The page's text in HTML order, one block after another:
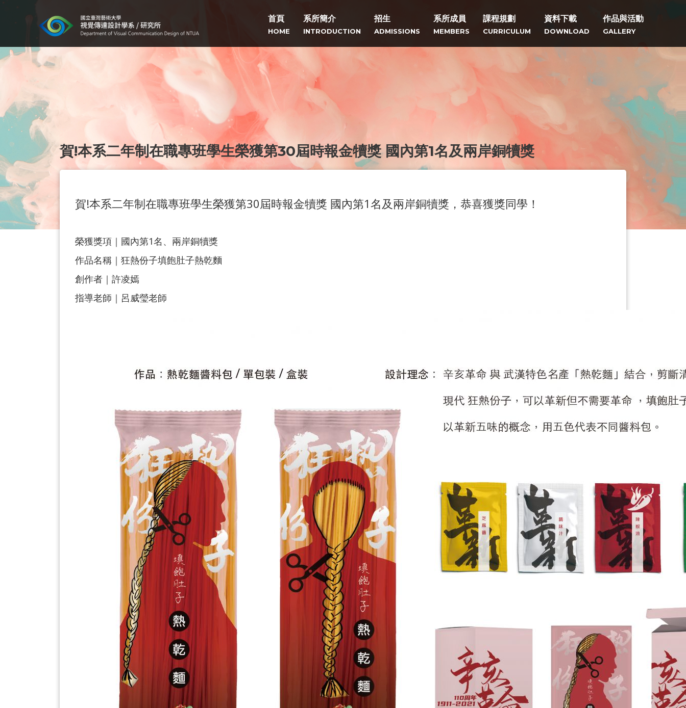
首頁
HOME
系所簡介
INTRODUCTION
招生
ADMISSIONS
系所成員
MEMBERS
課程規劃
CURRICULUM
資料下載
DOWNLOAD
作品與活動
GALLERY
賀!本系二年制在職專班學生榮獲第30屆時報金犢獎 國內第1名及兩岸銅犢獎
賀!本系二年制在職專班學生榮獲第30屆時報金犢獎 國內第1名及兩岸銅犢獎，恭喜獲獎同學！
榮獲獎項｜國內第1名、兩岸銅犢獎
作品名稱｜狂熱份子填飽肚子熱乾麵
創作者｜許凌嫣
指導老師｜呂威瑩老師